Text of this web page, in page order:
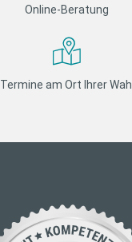
Online-Beratung
Termine am Ort Ihrer Wahl